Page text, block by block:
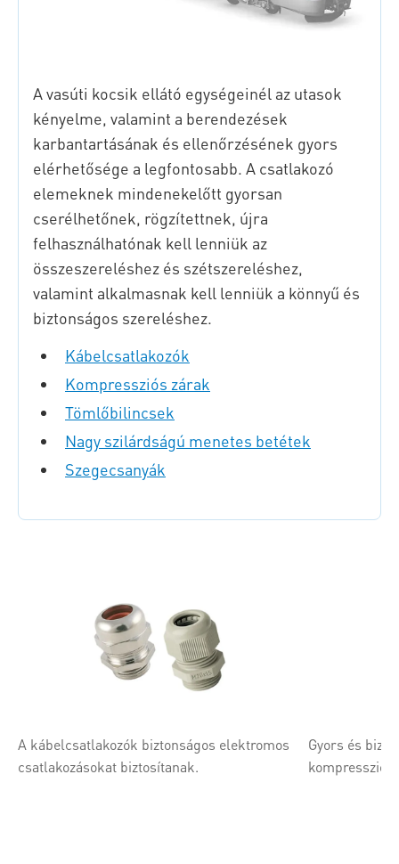
A vasúti kocsik ellátó egységeinél az utasok
kényelme, valamint a berendezések
karbantartásának és ellenőrzésének gyors
elérhetősége a legfontosabb. A csatlakozó
elemeknek mindenekelőtt gyorsan
cserélhetőnek, rögzítettnek, újra
felhasználhatónak kell lenniük az
összeszereléshez és szétszereléshez,
valamint alkalmasnak kell lenniük a könnyű és
biztonságos szereléshez.
Kábelcsatlakozók
Kompressziós zárak
Tömlőbilincsek
Nagy szilárdságú menetes betétek
Szegecsanyák
A kábelcsatlakozók biztonságos elektromos
csatlakozásokat biztosítanak.
Gyors és
kompressziós